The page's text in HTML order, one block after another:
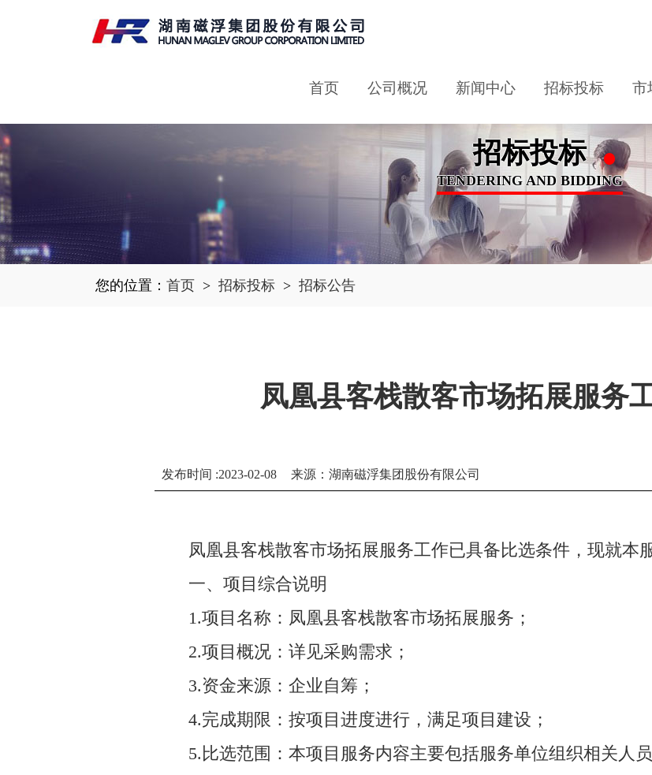
首页 公司概况 新闻中心 招标投标 市
招标投标
TENDERING AND BIDDING
您的位置： 首页 > 招标投标 > 招标公告
凤凰县客栈散客市场拓展服务
发布时间 :2023-02-08 来源：湖南磁浮集团股份有限公司
凤凰县客栈散客市场拓展服务工作已具备比选条件，现就本
一、项目综合说明
1.项目名称：凤凰县客栈散客市场拓展服务；
2.项目概况：详见采购需求；
3.资金来源：企业自筹；
4.完成期限：按项目进度进行，满足项目建设；
5.比选范围：本项目服务内容主要包括服务单位组织相关人